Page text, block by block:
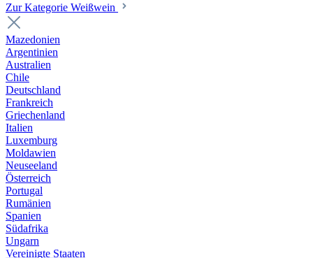
Zur Kategorie Weißwein
Mazedonien
Argentinien
Australien
Chile
Deutschland
Frankreich
Griechenland
Italien
Luxemburg
Moldawien
Neuseeland
Österreich
Portugal
Rumänien
Spanien
Südafrika
Ungarn
Vereinigte Staaten